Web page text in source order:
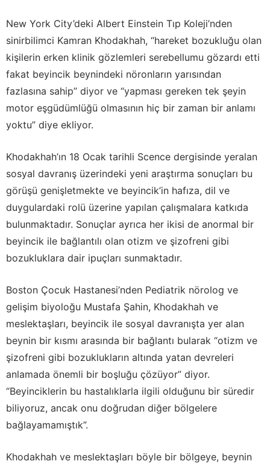
New York City’deki Albert Einstein Tıp Koleji’nden
sinirbilimci Kamran Khodakhah, “hareket bozukluğu olan
kişilerin erken klinik gözlemleri serebellumu gözardı etti
fakat beyincik beynindeki nöronların yarısından
fazlasına sahip” diyor ve “yapması gereken tek şeyin
motor eşgüdümlüğü olmasının hiç bir zaman bir anlamı
yoktu” diye ekliyor.
Khodakhah’ın 18 Ocak tarihli Scence dergisinde yeralan
sosyal davranış üzerindeki yeni araştırma sonuçları bu
görüşü genişletmekte ve beyincik’in hafıza, dil ve
duygulardaki rolü üzerine yapılan çalışmalara katkıda
bulunmaktadır. Sonuçlar ayrıca her ikisi de anormal bir
beyincik ile bağlantılı olan otizm ve şizofreni gibi
bozukluklara dair ipuçları sunmaktadır.
Boston Çocuk Hastanesi’nden Pediatrik nörolog ve
gelişim biyoloğu Mustafa Şahin, Khodakhah ve
meslektaşları, beyincik ile sosyal davranışta yer alan
beynin bir kısmı arasında bir bağlantı bularak “otizm ve
şizofreni gibi bozuklukların altında yatan devreleri
anlamada önemli bir boşluğu çözüyor” diyor.
“Beyinciklerin bu hastalıklarla ilgili olduğunu bir süredir
biliyoruz, ancak onu doğrudan diğer bölgelere
bağlayamamıştık”.
Khodakhah ve meslektaşları böyle bir bölgeye, beynin